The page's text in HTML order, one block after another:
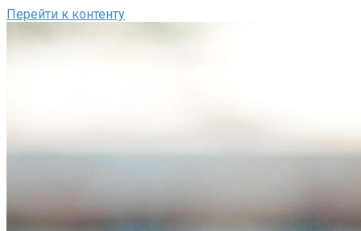
Перейти к контенту